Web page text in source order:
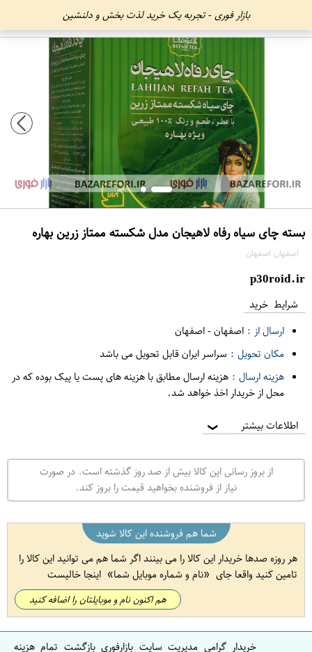
بازار فوری - تجربه یک خرید لذت بخش و دلنشین
بسته چای سیاه رفاه لاهیجان مدل شکسته ممتاز زرین بهاره
اصفهان اصفهان
p30roid.ir
شرایط خرید
ارسال از : اصفهان-اصفهان
مکان تحویل : سراسر ایران قابل تحویل می باشد
هزینه ارسال : هزینه ارسال مطابق با هزینه های پست یا پیک بوده که در
محل از خریدار اخذ خواهد شد.
اطلاعات بیشتر ❯
از بروز رسانی این کالا بیش از صد روز گذشته است. در صورت
نیاز از فروشنده بخواهید قیمت را بروز کند.
شما هم فروشنده این کالا شوید
هر روزه صدها خریدار این کالا را می بینند اگر شما هم می توانید این کالا را
تامین کنید واقعا جای
نام و شماره موبایل شما اینجا خالیست
هم اکنون نام و موبایلتان را اضافه کنید
خریدار گرامی مدیریت سایت بازارفوری بازگشت تمام هزینه